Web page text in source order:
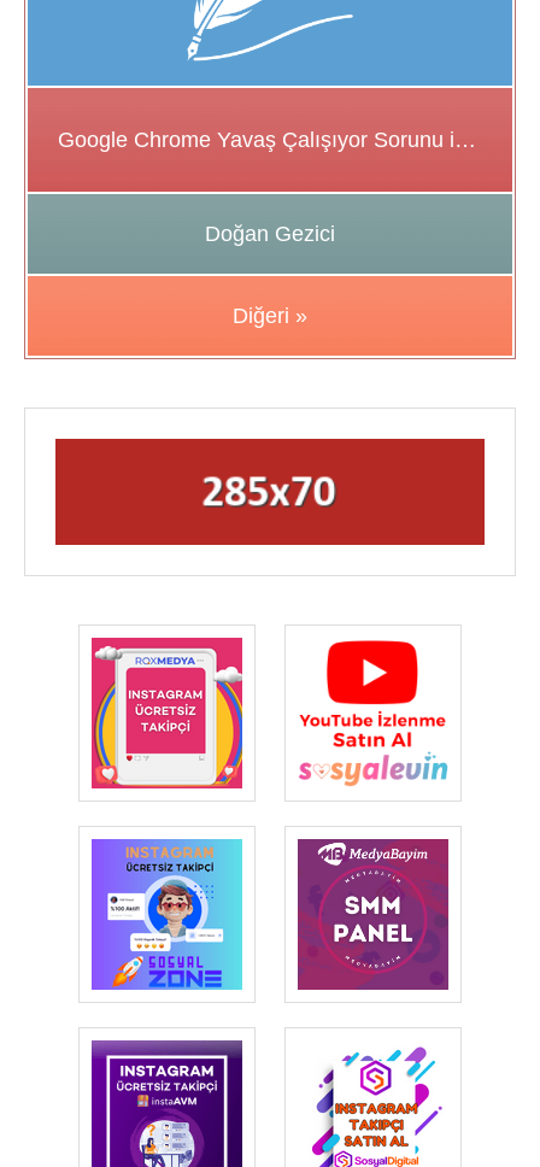
Google Chrome Yavaş Çalışıyor Sorunu için Çözüm Önerileri
Doğan Gezici
Diğeri »